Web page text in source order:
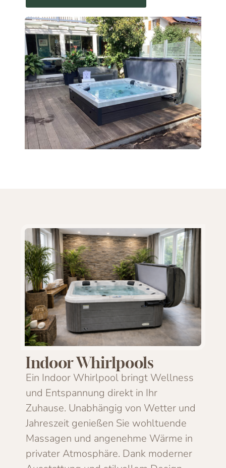
Indoor Whirlpools
Ein Indoor Whirlpool bringt Wellness
und Entspannung direkt in Ihr
Zuhause. Unabhängig von Wetter und
Jahreszeit genießen Sie wohltuende
Massagen und angenehme Wärme in
privater Atmosphäre. Dank moderner